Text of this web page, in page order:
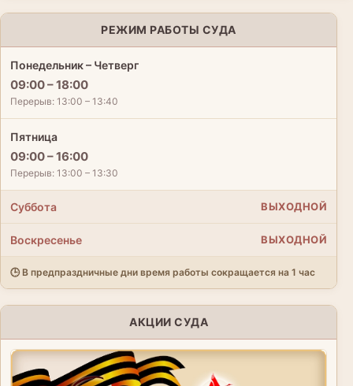
РЕЖИМ РАБОТЫ СУДА
Понедельник – Четверг
09:00 – 18:00
Перерыв: 13:00 – 13:40
Пятница
09:00 – 16:00
Перерыв: 13:00 – 13:30
Суббота ВЫХОДНОЙ
Воскресенье ВЫХОДНОЙ
🕒 В предпраздничные дни время работы сокращается на 1 час
АКЦИИ СУДА